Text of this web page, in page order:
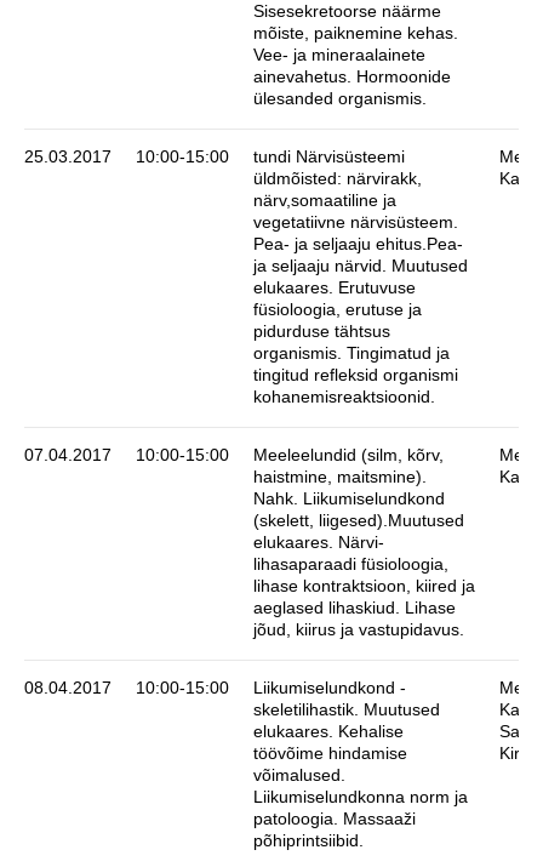
Sisesekretoorse näärme
mõiste, paiknemine kehas.
Vee- ja mineraalainete
ainevahetus. Hormoonide
ülesanded organismis.
25.03.2017 10:00-15:00
tundi Närvisüsteemi
üldmõisted: närvirakk,
närv,somaatiline ja
vegetatiivne närvisüsteem.
Pea- ja seljaaju ehitus.Pea-
ja seljaaju närvid. Muutused
elukaares. Erutuvuse
füsioloogia, erutuse ja
pidurduse tähtsus
organismis. Tingimatud ja
tingitud refleksid organismi
kohanemisreaktsioonid.
07.04.2017 10:00-15:00
Meeleelundid (silm, kõrv,
haistmine, maitsmine).
Nahk. Liikumiselundkond
(skelett, liigesed).Muutused
elukaares. Närvi-
lihasaparaadi füsioloogia,
lihase kontraktsioon, kiired ja
aeglased lihaskiud. Lihase
jõud, kiirus ja vastupidavus.
08.04.2017 10:00-15:00
Liikumiselundkond -
skeletilihastik. Muutused
elukaares. Kehalise
töövõime hindamise
võimalused.
Liikumiselundkonna norm ja
patoloogia. Massaaži
põhiprintsiibid.
Kirsti